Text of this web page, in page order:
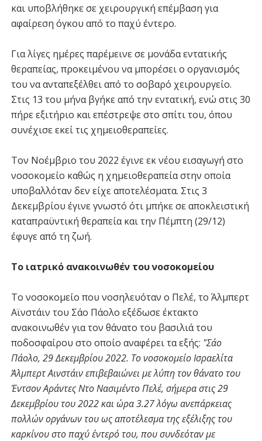
και υποβλήθηκε σε χειρουργική επέμβαση για
αφαίρεση όγκου από το παχύ έντερο.
Για λίγες ημέρες παρέμεινε σε μονάδα εντατικής
θεραπείας, προκειμένου να μπορέσει ο οργανισμός
του να ανταπεξέλθει από το σοβαρό χειρουργείο.
Στις 13 του μήνα βγήκε από την εντατική, ενώ στις 30
πήρε εξιτήριο και επέστρεψε στο σπίτι του, όπου
συνέχισε εκεί τις χημειοθεραπείες.
Τον Νοέμβριο του 2022 έγινε εκ νέου εισαγωγή στο
νοσοκομείο καθώς η χημειοθεραπεία στην οποία
υποβαλλόταν δεν είχε αποτελέσματα. Στις 3
Δεκεμβρίου έγινε γνωστό ότι μπήκε σε αποκλειστική
καταπραϋντική θεραπεία και την Πέμπτη (29/12)
έφυγε από τη ζωή.
Το ιατρικό ανακοινωθέν του νοσοκομείου
Το νοσοκομείο που νοσηλευόταν ο Πελέ, το Άλμπερτ
Αϊνστάιν του Σάο Πάολο εξέδωσε έκτακτο
ανακοινωθέν για τον θάνατο του βασιλιά του
ποδοσφαίρου στο οποίο αναφέρει τα εξής: "Σάο
Πάολο, 29 Δεκεμβρίου 2022. Το νοσοκομείο Ισραελίτα
Άλμπερτ Αινστάιν επιβεβαιώνει με λύπη τον θάνατο του
Έντσον Αράντες Ντο Νασιμέντο Πελέ, σήμερα στις 29
Δεκεμβρίου του 2022 και ώρα 3.27 λόγω ανεπάρκειας
πολλών οργάνων του ως αποτέλεσμα της εξέλιξης του
καρκίνου στο παχύ έντερό του, που συνδεόταν με